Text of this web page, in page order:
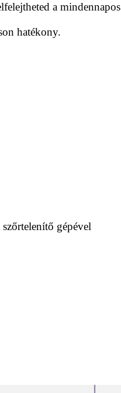
a mindennapos
hatékony.
gépével